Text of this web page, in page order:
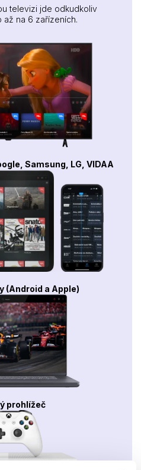
televizi jde odkudkoliv
až na 6 zařízeních.
Samsung, LG, VIDAA
(Android a Apple)
prohlížeč